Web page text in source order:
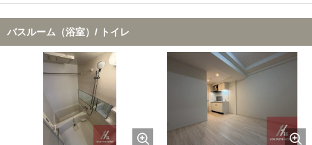
バスルーム（浴室）/ トイレ